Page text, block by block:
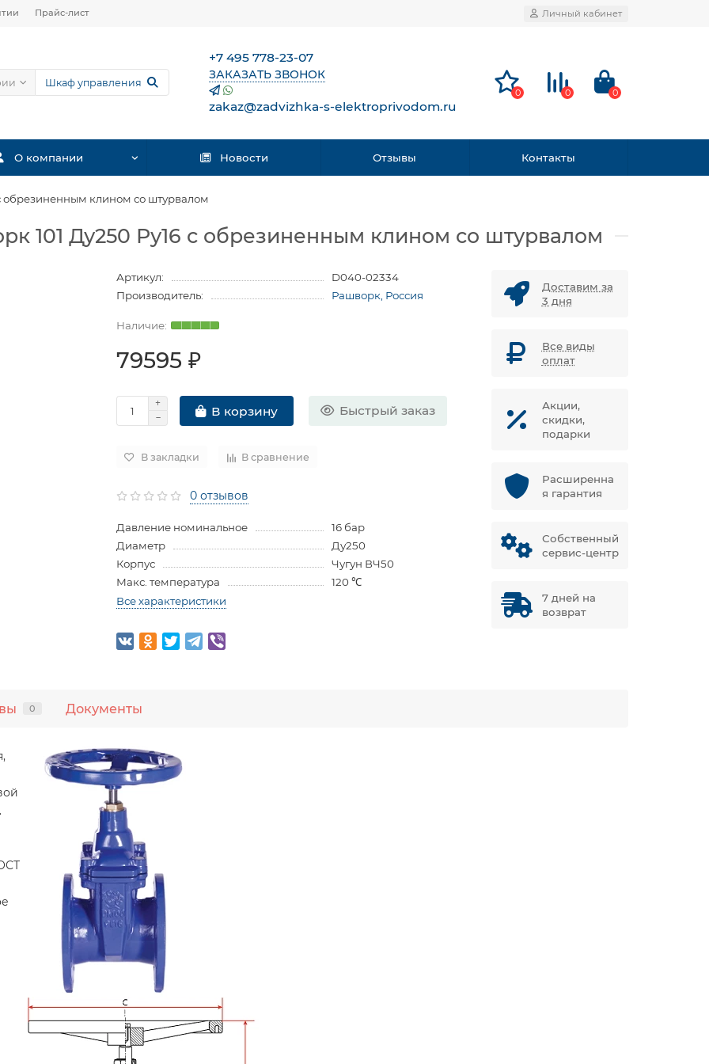
Прайс-лист Личный кабинет
+7 495 778-23-07
ЗАКАЗАТЬ ЗВОНОК
zakaz@zadvizhka-s-elektroprivodom.ru
0 0 0
О компании Новости Отзывы Контакты
обрезиненным клином со штурвалом
101 Ду250 Ру16 с обрезиненным клином со штурвалом
Артикул:
D040-02334
Производитель:
Рашворк, Россия
79595 ₽
В корзину Быстрый заказ
В закладки В сравнение
0 отзывов
Давление номинальное
16 бар
Диаметр
Ду250
Корпус
Чугун ВЧ50
Макс. температура
120 ℃
Все характеристики
Доставим за
3 дня
Все виды
оплат
Акции,
скидки,
подарки
Расширенна
я гарантия
Собственный
сервис-центр
7 дней на
возврат
0 Документы